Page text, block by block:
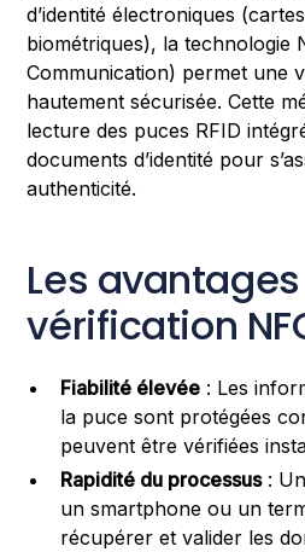
d’identité électroniques
biométriques), la technologie
Communication) permet une
hautement sécurisée. Cette
lecture des puces RFID
documents d’identité pour
authenticité.
Les
vérification
Fiabilité élevée : Les
la puce sont protégées
peuvent être vérifiées
Rapidité du processus:
un smartphone ou un
récupérer et valider les